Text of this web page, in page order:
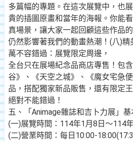
多篇幅的專題。在這次展覽中，也
貴的插圖原畫和當年的海報。你能
真場景，讓大家一起回顧這些作品
仍然影響著我們的動畫熱潮！(八)
萬不容錯過：展覽限定周邊，
全台只在展場紀念品商店專售！包
谷》、《天空之城》、《魔女宅急
品，搭配獨家新品販售，還有限定
絕對不能錯過！
五、「Animage雜誌和吉卜力展」基
(一)展覽時間：114年1月8日～114
(二)營業時間：每日10:00-